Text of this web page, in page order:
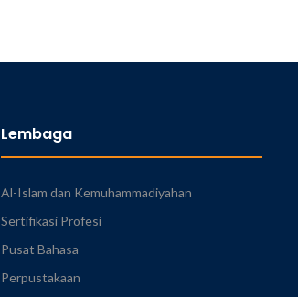
Lembaga
Al-Islam dan Kemuhammadiyahan
Sertifikasi Profesi
Pusat Bahasa
Perpustakaan